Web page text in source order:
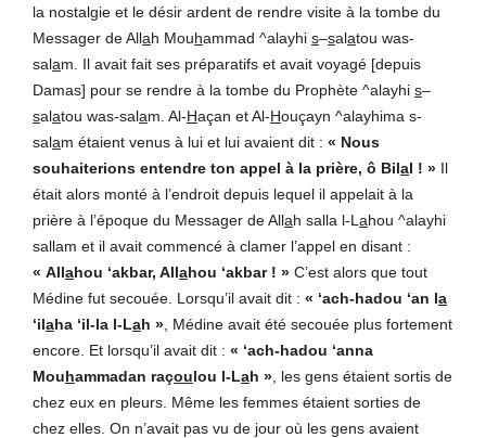
la nostalgie et le désir ardent de rendre visite à la tombe du
Messager de Allah Mouhammad ^alayhi s–salatou was-
salam. Il avait fait ses préparatifs et avait voyagé [depuis
Damas] pour se rendre à la tombe du Prophète ^alayhi s–
salatou was-salam. Al-Haçan et Al-Houçayn ^alayhima s-
salam étaient venus à lui et lui avaient dit : « Nous
souhaiterions entendre ton appel à la prière, ô Bilal ! » Il
était alors monté à l’endroit depuis lequel il appelait à la
prière à l’époque du Messager de Allah salla l-L ahou ^alayhi
sallam et il avait commencé à clamer l’appel en disant :
« Allahou ‘akbar, Allahou ‘akbar ! » C’est alors que tout
Médine fut secouée. Lorsqu’il avait dit : « ‘ach-hadou ‘an la
‘ilaha ‘il-la l-Lah » , Médine avait été secouée plus fortement
encore. Et lorsqu’il avait dit : « ‘ach-hadou ‘anna
Mouhammadan raçoulou l-Lah » , les gens étaient sortis de
chez eux en pleurs. Même les femmes étaient sorties de
chez elles. On n’avait pas vu de jour où les gens avaient